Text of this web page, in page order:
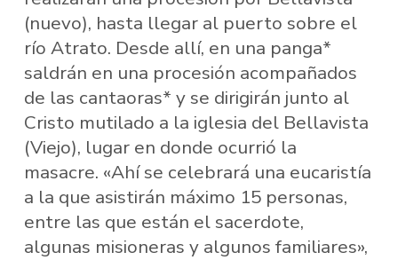
(nuevo), hasta llegar al puerto sobre el
río Atrato. Desde allí, en una panga*
saldrán en una procesión acompañados
de las cantaoras* y se dirigirán junto al
Cristo mutilado a la iglesia del Bellavista
(Viejo), lugar en donde ocurrió la
masacre. «Ahí se celebrará una eucaristía
a la que asistirán máximo 15 personas,
entre las que están el sacerdote,
algunas misioneras y algunos familiares»,